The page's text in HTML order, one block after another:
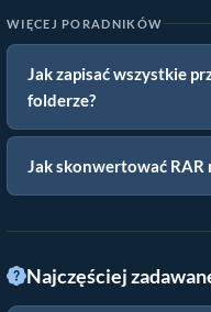
WIĘCEJ PORADNIKÓW
Jak zapisać wszystkie
folderze?
Jak skonwertować RAR
Najczęściej